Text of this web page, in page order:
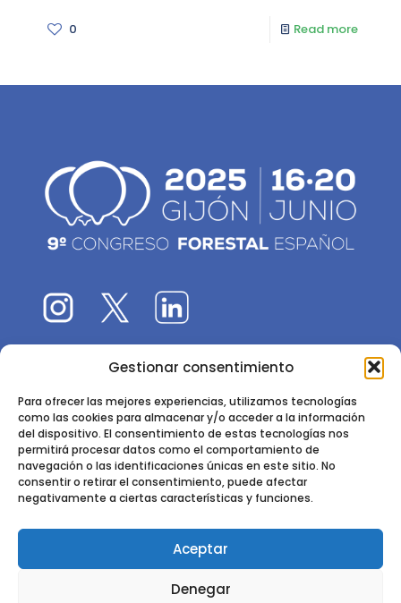
Gestionar consentimiento
Para ofrecer las mejores experiencias, utilizamos tecnologías
como las cookies para almacenar y/o acceder a la información
del dispositivo. El consentimiento de estas tecnologías nos
permitirá procesar datos como el comportamiento de
navegación o las identificaciones únicas en este sitio. No
consentir o retirar el consentimiento, puede afectar
negativamente a ciertas características y funciones.
Aceptar
Denegar
0 Read more
El 9CFE es una actividad promovida por laSociedad
Instituto de Ciencias Forestales, INIA-CSIC
Ctra. de la Coruña km 7,5 - 28040 Madrid
DERECHOS RESERVADOS. DISEÑO Y DESARROLLO DEL SITIO WEB,